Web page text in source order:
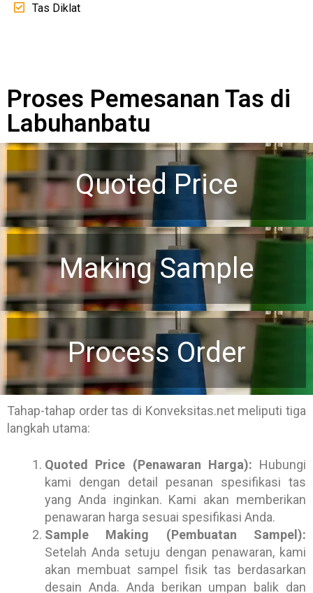
Tas Diklat
Proses Pemesanan Tas di
Labuhanbatu
Quoted Price
Making Sample
Process Order
Tahap-tahap order tas di Konveksitas.net meliputi tiga
langkah utama:
Quoted Price (Penawaran Harga): Hubungi
kami dengan detail pesanan spesifikasi tas
yang Anda inginkan. Kami akan memberikan
penawaran harga sesuai spesifikasi Anda.
Sample Making (Pembuatan Sampel):
Setelah Anda setuju dengan penawaran, kami
akan membuat sampel fisik tas berdasarkan
desain Anda. Anda berikan umpan balik dan